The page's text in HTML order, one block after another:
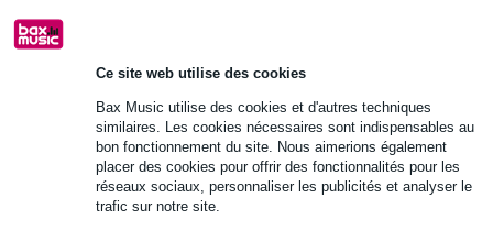
Ce site web utilise des cookies
Bax Music utilise des cookies et d'autres techniques
similaires. Les cookies nécessaires sont indispensables au
bon fonctionnement du site. Nous aimerions également
placer des cookies pour offrir des fonctionnalités pour les
réseaux sociaux, personnaliser les publicités et analyser le
trafic sur notre site.
housse pour caisse claire
couleur : beige/détails en marron
matériaux : nylon et similicuir
Afficher toutes les caractéristiques du produit
Autres variantes (4)